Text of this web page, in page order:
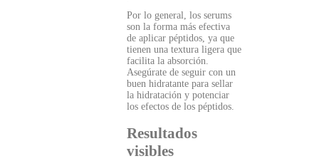
Por lo general, los serums
son la forma más efectiva
de aplicar péptidos, ya que
tienen una textura ligera que
facilita la absorción.
Asegúrate de seguir con un
buen hidratante para sellar
la hidratación y potenciar
los efectos de los péptidos.
Resultados
visibles